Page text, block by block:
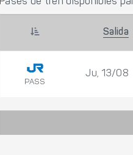
Salida
PASS
Ju, 13/08